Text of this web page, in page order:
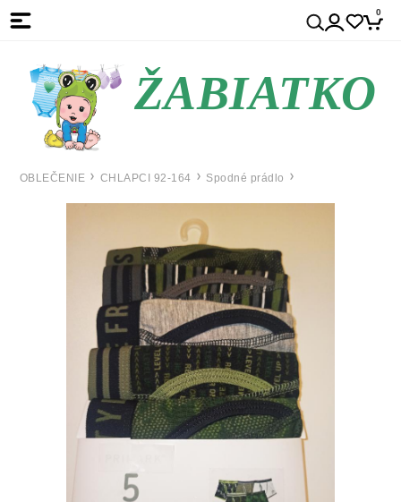
0
ŽABIATKO
OBLEČENIE CHLAPCI 92-164 Spodné prádlo